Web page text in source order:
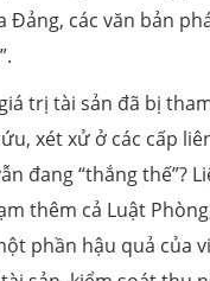
các văn bản
trị tài sản đã bị
xét xử ở các cấp
đang “thắng thế”?
thêm cả Luật
phần hậu quả của